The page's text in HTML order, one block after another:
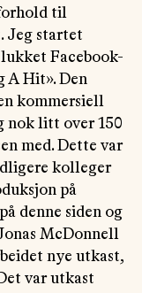
til
Jeg startet
Facebook-
A Hit». Den
kommersiell
nok litt over 150
med. Dette var
kolleger
på
denne siden og
McDonnell
nye utkast,
var utkast